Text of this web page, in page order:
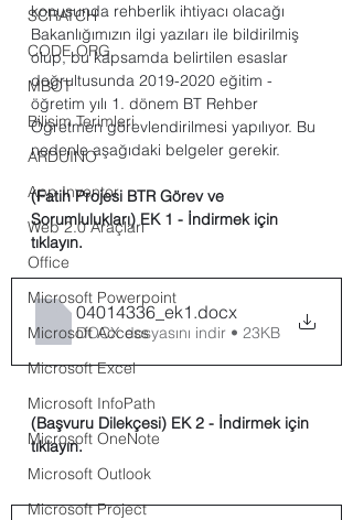
SCRATCH
CODE.ORG
MBOT
Bilişim Terimleri
ARDUINO
App Inventor
Web 2.0 Araçları
Office
Microsoft Powerpoint
Microsoft Access
Microsoft Excel
Microsoft InfoPath
Microsoft OneNote
Microsoft Outlook
Microsoft Project
konusunda rehberlik ihtiyacı olacağı
Bakanlığımızın ilgi yazıları ile bildirilmiş
olup, bu kapsamda belirtilen esaslar
doğrultusunda 2019-2020 eğitim -
öğretim yılı 1. dönem BT Rehber
Öğretmen görevlendirilmesi yapılıyor. Bu
nedenle aşağıdaki belgeler gerekir.
(Fatih Projesi BTR Görev ve
Sorumlulukları) EK 1 - İndirmek için
tıklayın.
04014336_ek1 .docx
DOCX dosyasını indir • 23KB
(Başvuru Dilekçesi) EK 2 - İndirmek için
tıklayın.